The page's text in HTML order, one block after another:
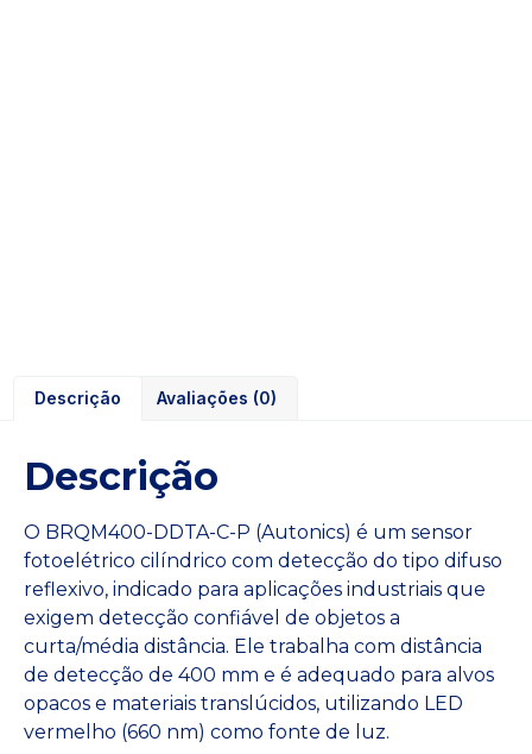
Descrição Avaliações (0)
Descrição
O BRQM400-DDTA-C-P (Autonics) é um sensor
fotoelétrico cilíndrico com detecção do tipo difuso
reflexivo, indicado para aplicações industriais que
exigem detecção confiável de objetos a
curta/média distância. Ele trabalha com distância
de detecção de 400 mm e é adequado para alvos
opacos e materiais translúcidos, utilizando LED
vermelho (660 nm) como fonte de luz.